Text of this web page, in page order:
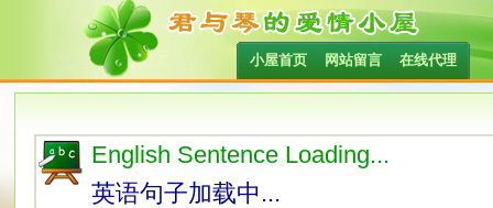
小屋首页 网站留言 在线代理
English Sentence Loading...
英语句子加载中...